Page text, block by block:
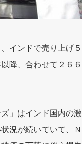
インドで売り上げ
降、合わせて２６
」はインド国内の
況が続いていて、